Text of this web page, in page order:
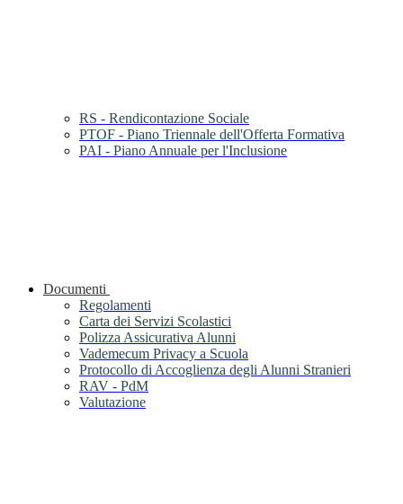
RS - Rendicontazione Sociale
PTOF - Piano Triennale dell'Offerta Formativa
PAI - Piano Annuale per l'Inclusione
Documenti
Regolamenti
Carta dei Servizi Scolastici
Polizza Assicurativa Alunni
Vademecum Privacy a Scuola
Protocollo di Accoglienza degli Alunni Stranieri
RAV - PdM
Valutazione